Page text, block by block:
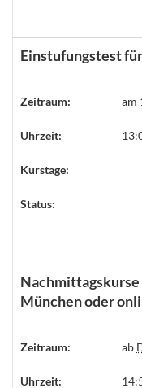
Einstufungstest
Zeitraum: am
Uhrzeit:
Kurstage:
Status:
Nachmittagskurse
München oder
Zeitraum: ab
Uhrzeit: